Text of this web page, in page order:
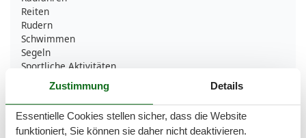
Reiten
Rudern
Schwimmen
Segeln
Sportliche Aktivitäten
Tauchen
Wandern
Wassersport
Zustimmung Details
Essentielle Cookies stellen sicher, dass die Website
funktioniert, Sie können sie daher nicht deaktivieren.